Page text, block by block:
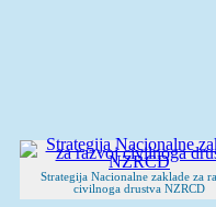
Strategija Nacionalne zaklade za
civilnoga drustva NZRCD